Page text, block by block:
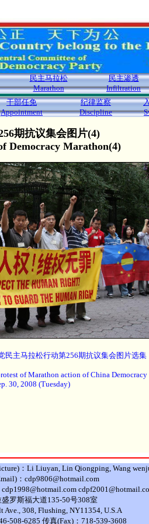
民主马拉松
Marathon
民主渗透
Infiltration
干部任免
Appointment
纪律监察
Discipline
期抗议集会图片(4)
Democracy Marathon(4)
民主马拉松行动第256期抗议集会图片选集
of Marathon action of China Democracy
30, 2008 (Tuesday)
：Li Liuyan, Lin Qiongping, Wang
：cdp9806@hotmail.com
罗斯福大道135-50号308室
Ave., 308, Flushing, NY11354, U.S.A
508-6285 传真(Fax)：718-539-3608